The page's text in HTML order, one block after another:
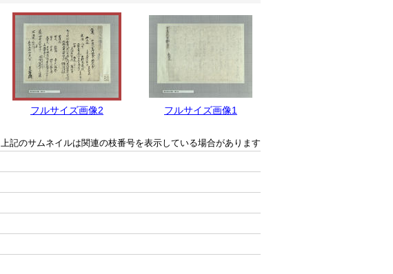
フルサイズ画像2 フルサイズ画像1
上記のサムネイルは関連の枝番号を表示している場合があります